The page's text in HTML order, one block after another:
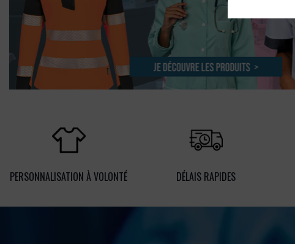
PERSONNALISATION À VOLONTÉ DÉLAIS RAPIDES